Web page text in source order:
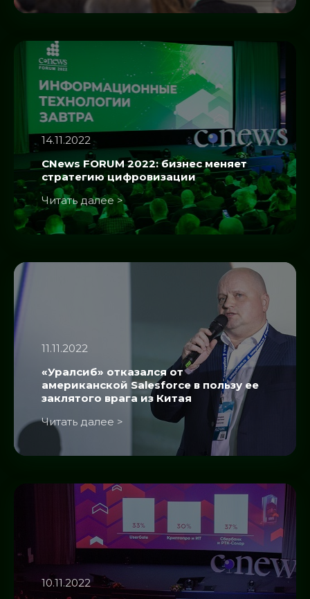
14.11.2022
CNews FORUM 2022: бизнес меняет
стратегию цифровизации
Читать далее >
11.11.2022
«Уралсиб» отказался от
американской Salesforce в пользу ее
заклятого врага из Китая
Читать далее >
10.11.2022